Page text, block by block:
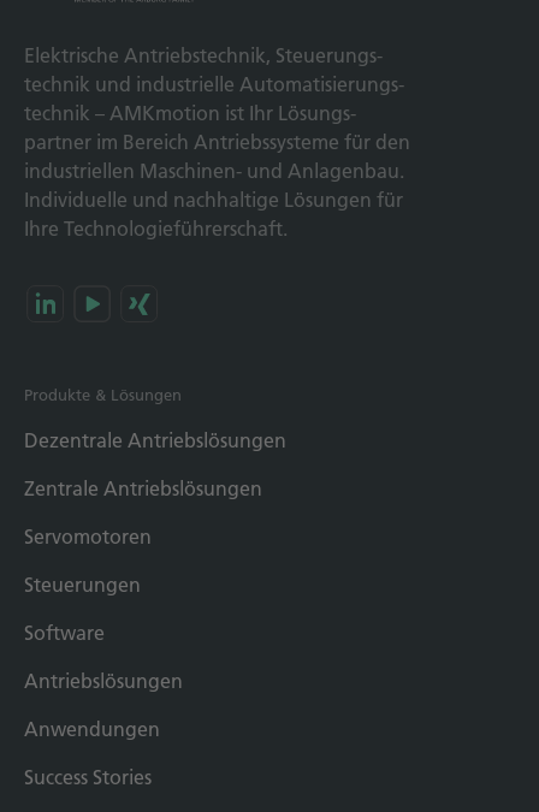
Elek­trische Antriebs­technik, Steuerungs­
technik und indus­trielle Automatisierungs­
technik – AMKmotion ist Ihr Lösungs­
partner im Bereich Antriebs­systeme für den
industriellen Maschinen- und Anlagen­bau.
Individuelle und nach­haltige Lösungen für
Ihre Technologie­führerschaft.
Produkte & Lösungen
Dezentrale Antriebslösungen
Zentrale Antriebslösungen
Servomotoren
Steuerungen
Software
Antriebslösungen
Anwendungen
Success Stories